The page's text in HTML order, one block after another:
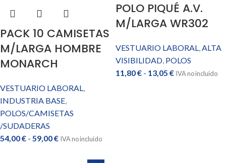
PACK 10 CAMISETAS
M/LARGA HOMBRE
MONARCH
VESTUARIO LABORAL,
INDUSTRIA BASE,
POLOS/CAMISETAS
/SUDADERAS
54,00€ - 59,00€ IVA no incluido
POLO PIQUÉ A.V.
M/LARGA WR302
VESTUARIO LABORAL,ALTA
VISIBILIDAD, POLOS
11,80€ - 13,05 € IVA no incluido